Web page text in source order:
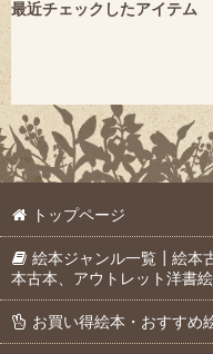
最近チェックしたアイテム
トップページ
絵本ジャンル一覧┃絵本
本古本、アウトレット洋書
お買い得絵本・おすすめ